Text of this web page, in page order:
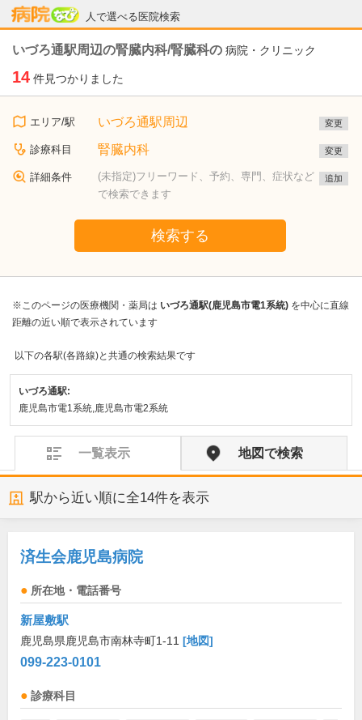
人で選べる医院検索
病院なび
いづろ通駅周辺の腎臓内科/腎臓科の 病院・クリニック
14 件見つかりました
エリア/駅 いづろ通駅周辺 変更
診療科目 腎臓内科 変更
詳細条件
(未指定)フリーワード、予約、専門、症状など
で検索できます
追加
検索する
※このページの医療機関・薬局は いづろ通駅(鹿児島市電1系統) を中心に直線
距離の近い順で表示されています
以下の各駅(各路線)と共通の検索結果です
いづろ通駅:
鹿児島市電1系統,鹿児島市電2系統
一覧表示 地図で検索
駅から近い順に全14件を表示
済生会鹿児島病院
所在地・電話番号
新屋敷駅
鹿児島県鹿児島市南林寺町1-11 [地図]
099-223-0101
診療科目